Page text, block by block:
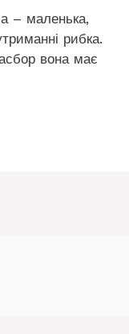
– маленька,
рибка.
вона має